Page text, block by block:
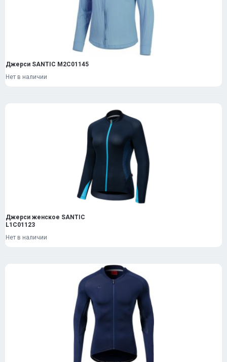
Джерси SANTIC M2C01145
Нет в наличии
Джерси женское SANTIC
L1C01123
Нет в наличии